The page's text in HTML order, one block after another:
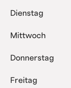
Dienstag
Mittwoch
Donnerstag
Freitag